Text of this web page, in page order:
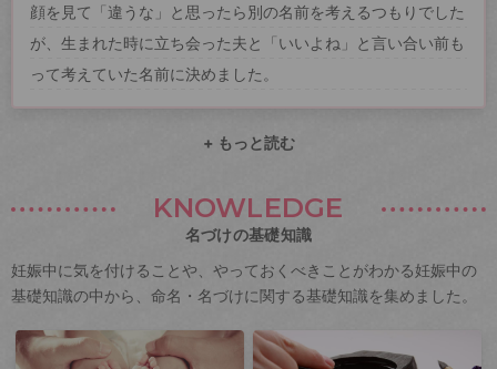
顔を見て「違うな」と思ったら別の名前を考えるつもりでした
が、生まれた時に立ち会った夫と「いいよね」と言い合い前も
って考えていた名前に決めました。
+ もっと読む
KNOWLEDGE
名づけの基礎知識
妊娠中に気を付けることや、やっておくべきことがわかる妊娠中の
基礎知識の中から、命名・名づけに関する基礎知識を集めました。